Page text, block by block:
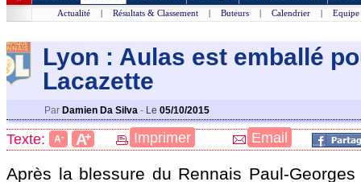
Actualité | Résultats & Classement | Buteurs | Calendrier | Equipe
Lyon : Aulas est emballé
Lacazette
Par Damien Da Silva - Le 05/10/2015
Texte: A- A+ Imprimer Email
Après la blessure du Rennais Paul-